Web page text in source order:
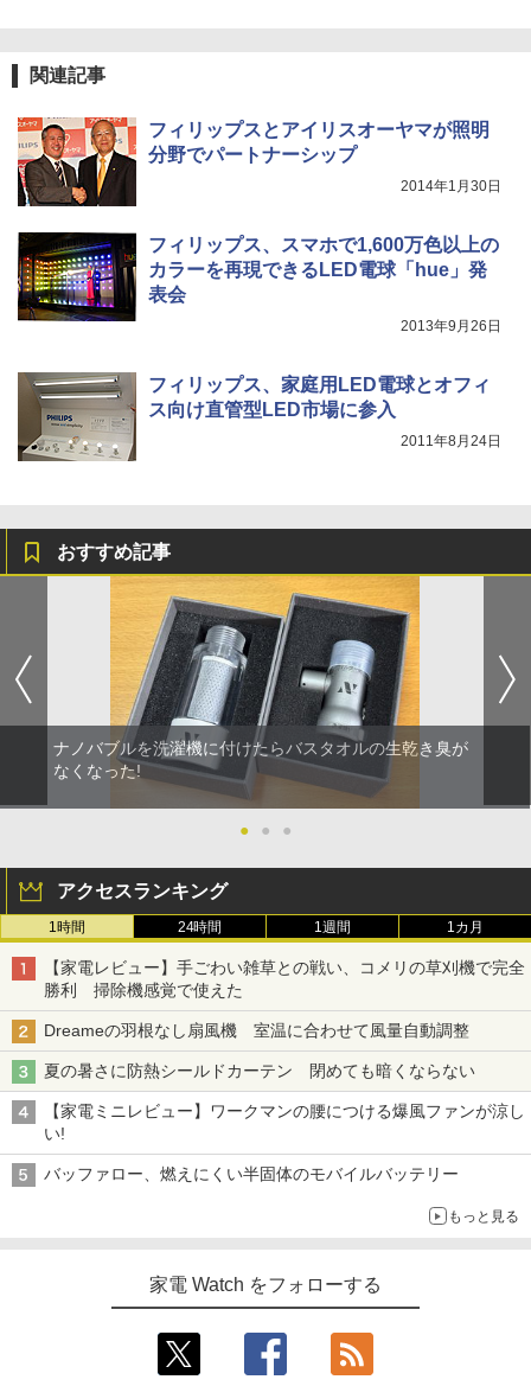
関連記事
フィリップスとアイリスオーヤマが照明
分野でパートナーシップ
2014年1月30日
フィリップス、スマホで1,600万色以上の
カラーを再現できるLED電球「hue」発
表会
2013年9月26日
フィリップス、家庭用LED電球とオフィ
ス向け直管型LED市場に参入
2011年8月24日
おすすめ記事
ナノバブルを洗濯機に付けたらバスタオルの生乾き臭が
なくなった!
● ● ●
アクセスランキング
1時間 24時間 1週間 1カ月
【家電レビュー】手ごわい雑草との戦い、コメリの草刈機で完全
勝利 掃除機感覚で使えた
Dreameの羽根なし扇風機 室温に合わせて風量自動調整
夏の暑さに防熱シールドカーテン 閉めても暗くならない
【家電ミニレビュー】ワークマンの腰につける爆風ファンが涼し
い!
バッファロー、燃えにくい半固体のモバイルバッテリー
もっと見る
家電 Watch をフォローする